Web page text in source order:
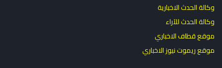
وكالة الحدث الاخبارية
وكالة الحدث للآراء
موقع قطاف الاخباري
موقع ريموت نيوز الاخباري